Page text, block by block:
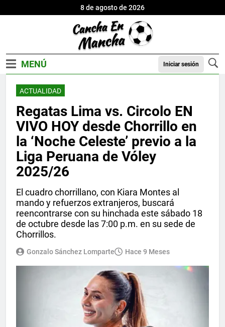
8 de agosto de 2026
Iniciar sesión
ACTUALIDAD
Regatas Lima vs. Circolo EN
VIVO HOY desde Chorrillo en
la ‘Noche Celeste’ previo a la
Liga Peruana de Vóley
2025/26
El cuadro chorrillano, con Kiara Montes al
mando y refuerzos extranjeros, buscará
reencontrarse con su hinchada este sábado 18
de octubre desde las 7:00 p.m. en su sede de
Chorrillos.
Gonzalo Sánchez Lomparte Hace 9 Meses